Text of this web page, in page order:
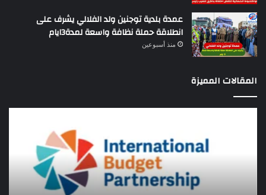
عمدة بلدية توجنين ولد الفلالي يشرف على
انطلاقة حملة نظافة واسعة لمدة3ايام
منذ أسبوعين
المقالات المميزة